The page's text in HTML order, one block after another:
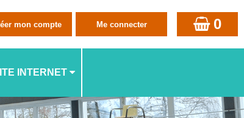
0
INTERNET
ACHAT, ANNULATION